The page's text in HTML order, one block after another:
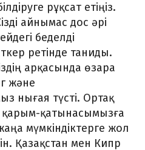
рұқсат етіңіз.
айнымас дос әрі
беделді
ретінде таниды.
арқасында өзара
және
нығая түсті. Ортақ
қатынасымызға
мүмкіндіктерге жол
Қазақстан мен Кипр